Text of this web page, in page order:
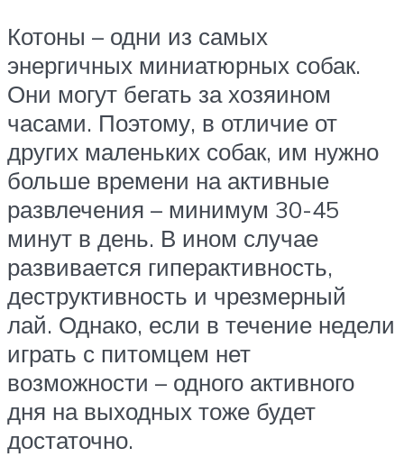
Котоны – одни из самых
энергичных миниатюрных собак.
Они могут бегать за хозяином
часами. Поэтому, в отличие от
других маленьких собак, им нужно
больше времени на активные
развлечения – минимум 30-45
минут в день. В ином случае
развивается гиперактивность,
деструктивность и чрезмерный
лай. Однако, если в течение недели
играть с питомцем нет
возможности – одного активного
дня на выходных тоже будет
достаточно.